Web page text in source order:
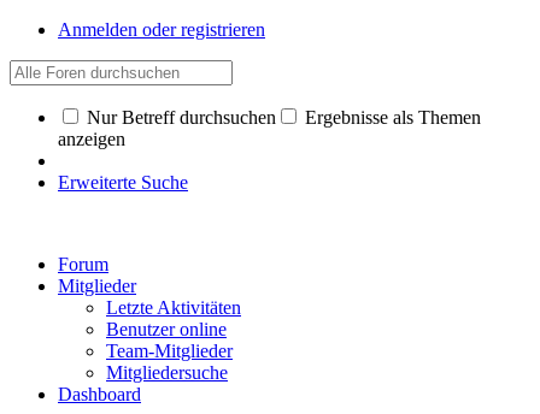
Anmelden oder registrieren
Nur Betreff durchsuchen
Ergebnisse als Themen
anzeigen
Erweiterte Suche
Forum
Mitglieder
Letzte Aktivitäten
Benutzer online
Team-Mitglieder
Mitgliedersuche
Dashboard